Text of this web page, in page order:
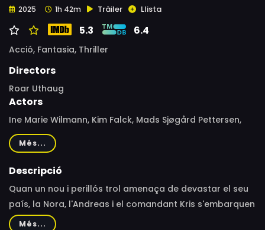
2025 1h 42m Tràiler Llista
5.3 6.4
Acció, Fantasia, Thriller
Directors
Roar Uthaug
Actors
Ine Marie Wilmann, Kim Falck, Mads Sjøgård Pettersen,
Sara Khorami, Karoline Viktoria Sletteng Garvang, Anne
Krigsvoll, Kim S. Falck-Jørgensen, Duc Mai-The, Jon Ketil
Johnsen, Ola G. Furuseth, Yusuf Toosh Ibra, Gard B.
Borring Lande, Trond Magnum, Ingrid Vollan, Erlend
Norås
Més...
Descripció
Quan un nou i perillós trol amenaça de devastar el seu
país, la Nora, l'Andreas i el comandant Kris s'embarquen
a la missió més perillosa de les seves vides.
Més...